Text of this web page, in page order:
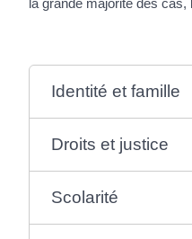
Identité et famille
Droits et justice
Scolarité